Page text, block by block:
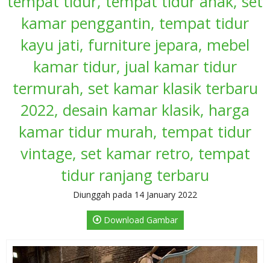
kamar penggantin, tempat tidur
kayu jati, furniture jepara, mebel
kamar tidur, jual kamar tidur
termurah, set kamar klasik terbaru
2022, desain kamar klasik, harga
kamar tidur murah, tempat tidur
vintage, set kamar retro, tempat
tidur ranjang terbaru
Diunggah pada 14 January 2022
Download Gambar